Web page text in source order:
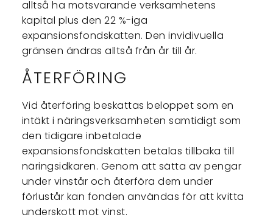
alltså ha motsvarande verksamhetens
kapital plus den 22 %-iga
expansionsfondskatten. Den invidivuella
gränsen ändras alltså från år till år.
ÅTERFÖRING
Vid återföring beskattas beloppet som en
intäkt i näringsverksamheten samtidigt som
den tidigare inbetalade
expansionsfondskatten betalas tillbaka till
näringsidkaren. Genom att sätta av pengar
under vinstår och återföra dem under
förlustår kan fonden användas för att kvitta
underskott mot vinst.